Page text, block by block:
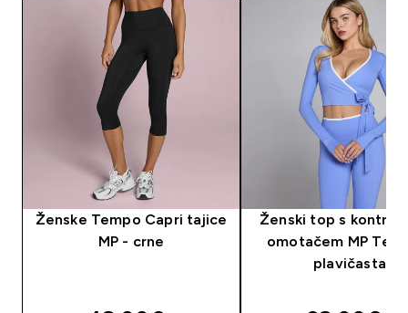
Ženske Tempo Capri tajice
MP - crne
Ženski top s
omotačem MP
plavičasta